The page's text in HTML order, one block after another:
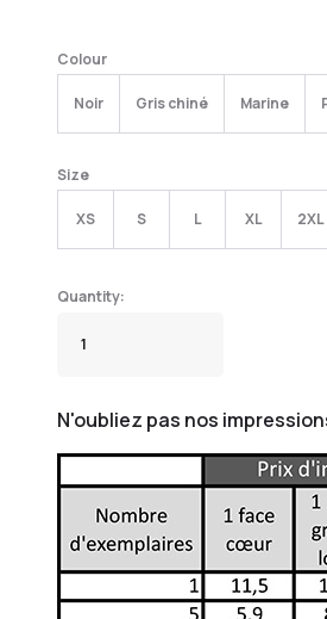
Colour
Noir Gris chiné Marine
Size
XS S L XL 2XL
N'oubliez pas nos